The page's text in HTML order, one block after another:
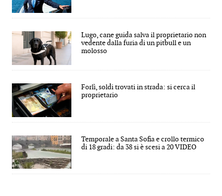
Lugo, cane guida salva il proprietario non
vedente dalla furia di un pitbull e un
molosso
Forlì, soldi trovati in strada: si cerca il
proprietario
Temporale a Santa Sofia e crollo termico
di 18 gradi: da 38 si è scesi a 20 VIDEO